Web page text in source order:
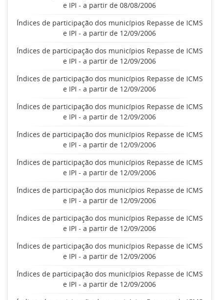
e IPI - a partir de 08/08/2006
Índices de participação dos municípios Repasse de ICMS
e IPI - a partir de 12/09/2006
Índices de participação dos municípios Repasse de ICMS
e IPI - a partir de 12/09/2006
Índices de participação dos municípios Repasse de ICMS
e IPI - a partir de 12/09/2006
Índices de participação dos municípios Repasse de ICMS
e IPI - a partir de 12/09/2006
Índices de participação dos municípios Repasse de ICMS
e IPI - a partir de 12/09/2006
Índices de participação dos municípios Repasse de ICMS
e IPI - a partir de 12/09/2006
Índices de participação dos municípios Repasse de ICMS
e IPI - a partir de 12/09/2006
Índices de participação dos municípios Repasse de ICMS
e IPI - a partir de 12/09/2006
Índices de participação dos municípios Repasse de ICMS
e IPI - a partir de 12/09/2006
Índices de participação dos municípios Repasse de ICMS
e IPI - a partir de 12/09/2006